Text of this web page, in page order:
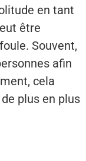
en tant
être
Souvent,
afin
cela
plus en plus